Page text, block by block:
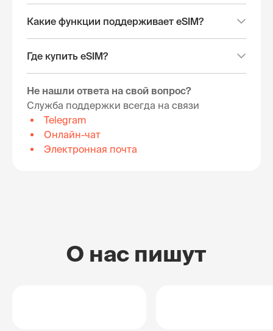
Какие функции поддерживает eSIM?
Где купить eSIM?
Не нашли ответа на свой вопрос?
Служба поддержки всегда на связи
Telegram
Онлайн-чат
Электронная почта
О нас пишут